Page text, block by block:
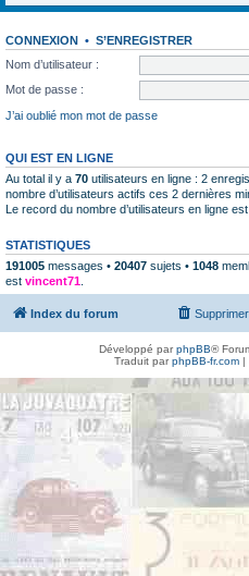
CONNEXION • S’ENREGISTRER
Nom d’utilisateur :
Mot de passe :
J’ai oublié mon mot de passe
QUI EST EN LIGNE
Au total il y a 70 utilisateurs en ligne : 2
nombre d’utilisateurs actifs ces 2 dernières
Le record du nombre d’utilisateurs en ligne
STATISTIQUES
191005 messages • 20407 sujets • 1048
est vincent71
Index du forum
Développé parphpBB®
Traduit parphpBB-fr.com|